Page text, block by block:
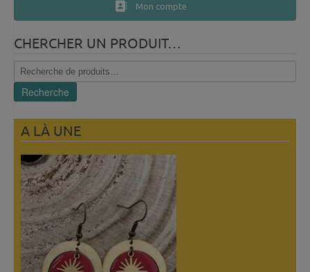
Mon compte
CHERCHER UN PRODUIT…
Recherche
pour :
Recherche
A LÀ UNE